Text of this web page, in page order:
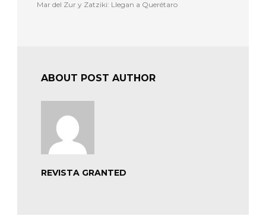
Mar del Zur y Zatziki: Llegan a Querétaro
ABOUT POST AUTHOR
REVISTA GRANTED